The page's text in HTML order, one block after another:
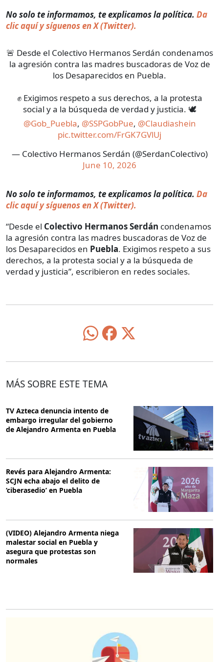
No solo te informamos, te explicamos la política. Da
clic aquí y síguenos en X (Twitter).
🚨 Desde el Colectivo Hermanos Serdán condenamos
la agresión contra las madres buscadoras de Voz de
los Desaparecidos en Puebla.
✊ Exigimos respeto a sus derechos, a la protesta
social y a la búsqueda de verdad y justicia. 🕊️
@Gob_Puebla, @SSPGobPue, @Claudiashein
pic.twitter.com/FrGK7GVlUj
— Colectivo Hermanos Serdán (@SerdanColectivo)
June 10, 2026
No solo te informamos, te explicamos la política. Da
clic aquí y síguenos en X (Twitter).
“Desde el Colectivo Hermanos Serdán condenamos
la agresión contra las madres buscadoras de Voz de
los Desaparecidos en Puebla. Exigimos respeto a sus
derechos, a la protesta social y a la búsqueda de
verdad y justicia”, escribieron en redes sociales.
MÁS SOBRE ESTE TEMA
TV Azteca denuncia intento de
embargo irregular del gobierno
de Alejandro Armenta en Puebla
Revés para Alejandro Armenta:
SCJN echa abajo el delito de
‘ciberasedio’ en Puebla
(VIDEO) Alejandro Armenta niega
malestar social en Puebla y
asegura que protestas son
normales